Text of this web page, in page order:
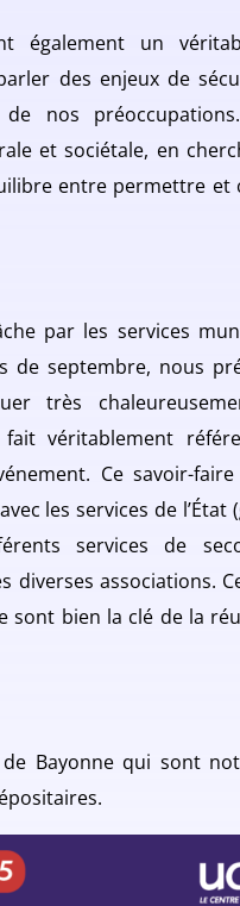
également un
des enjeux de
nos
et sociétale, en
entre permettre et
par les services
de septembre, nous
très
véritablement
Ce savoir-
les services de l’État
services de
diverses associations.
sont bien la clé de la
Bayonne qui sont